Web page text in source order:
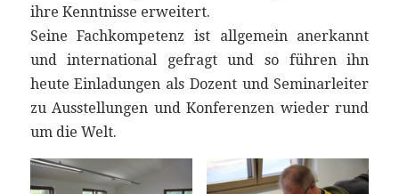
ihre Kenntnisse erweitert.
Seine Fachkompetenz ist allgemein anerkannt
und international gefragt und so führen ihn
heute Einladungen als Dozent und Seminarleiter
zu Ausstellungen und Konferenzen wieder rund
um die Welt.